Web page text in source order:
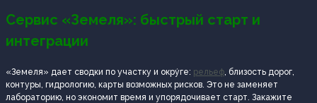
Сервис «Земеля»: быстрый старт и
интеграции
«Земеля» дает сводки по участку и окру́ге: рельеф, близость дорог,
контуры, гидрологию, карты возможных рисков. Это не заменяет
лабораторию, но экономит время и упорядочивает старт. Закажите